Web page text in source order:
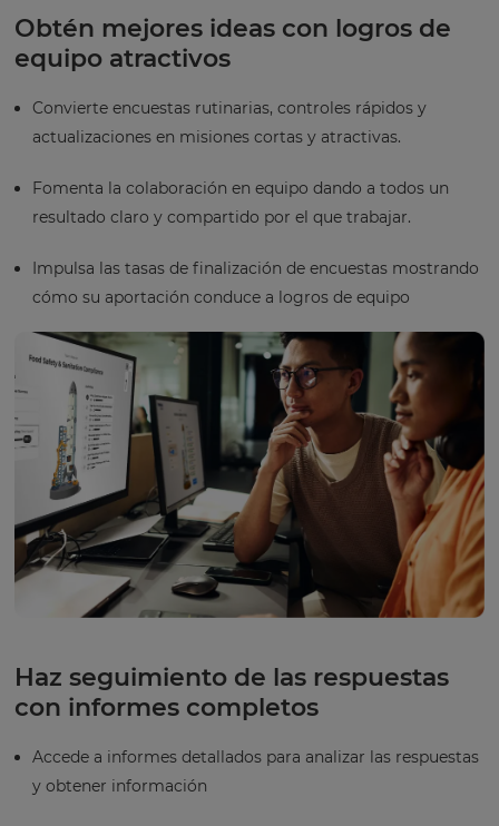
Obtén mejores ideas con logros de
equipo atractivos
Convierte encuestas rutinarias, controles rápidos y
actualizaciones en misiones cortas y atractivas.
Fomenta la colaboración en equipo dando a todos un
resultado claro y compartido por el que trabajar.
Impulsa las tasas de finalización de encuestas mostrando
cómo su aportación conduce a logros de equipo
Haz seguimiento de las respuestas
con informes completos
Accede a informes detallados para analizar las respuestas
y obtener información